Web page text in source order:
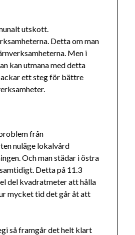
utskott.
Detta om man
Men i
kan utmana med detta
ett steg för bättre
från
nuläge lokalvård
Och man städar i östra
Detta på 11.3
del kvadratmeter att hålla
mycket tid det går åt att
så framgår det helt klart